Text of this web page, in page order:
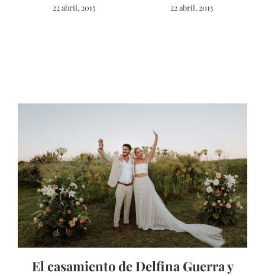
22 abril, 2015 22 abril, 2015
El casamiento de Delfina Guerra y